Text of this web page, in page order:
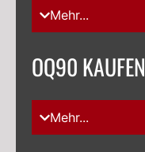
Mehr...
OQ90 KAUFEN
Mehr...